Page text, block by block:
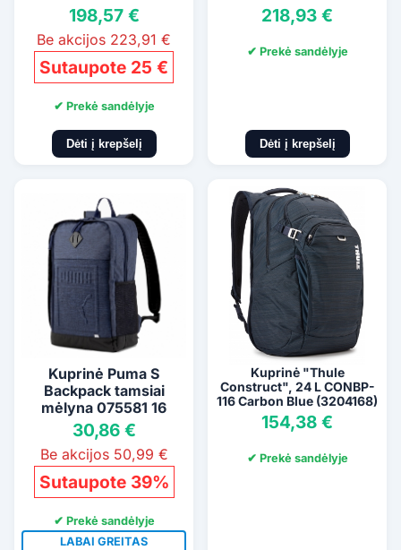
198,57 €
Be akcijos 223,91 €
Sutaupote 25 €
✔ Prekė sandėlyje
Dėti į krepšelį
218,93 €
✔ Prekė sandėlyje
Dėti į krepšelį
Kuprinė Puma S
Backpack tamsiai
mėlyna 075581 16
30,86 €
Be akcijos 50,99 €
Sutaupote 39%
✔ Prekė sandėlyje
LABAI GREITAS
Kuprinė "Thule
Construct", 24 L CONBP-
116 Carbon Blue (3204168)
154,38 €
✔ Prekė sandėlyje